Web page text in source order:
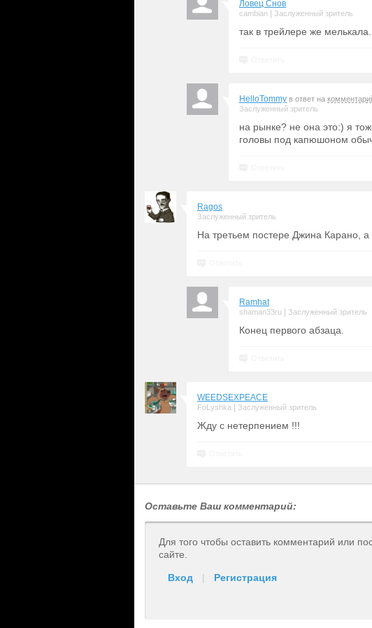
Ловец Снов
cambian Заслуженный зритель
так в трейлере же
HelloTommy в ответ на
Заслуженный зритель
на рынке? не она это:) я
головы под капюшоном
Ragos
Заслуженный зритель
На третьем постере Джина Карано, а
Ramhat
shaman33ru Заслуженный зритель
Конец первого абзаца.
WEEDSEXPEACE
FoLyshka Заслуженный зритель
Жду с нетерпением !!!
Оставьте Ваш комментарий:
Для того чтобы оставить комментарий или
сайте.
Вход | Регистрация